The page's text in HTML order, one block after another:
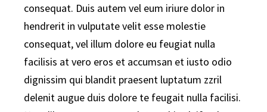
consequat. Duis autem vel eum iriure dolor in
hendrerit in vulputate velit esse molestie
consequat, vel illum dolore eu feugiat nulla
facilisis at vero eros et accumsan et iusto odio
dignissim qui blandit praesent luptatum zzril
delenit augue duis dolore te feugait nulla facilisi.